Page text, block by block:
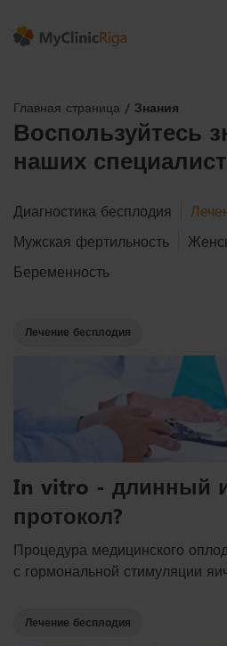
Главная страница Знания
Воспользуйтесь
наших
Диагностика бесплодия
Мужская фертильность
Беременность
Лечение бесплодия
In vitro - длинный
протокол?
Процедура медицинского
с гормональной стимуляции
Лечение бесплодия